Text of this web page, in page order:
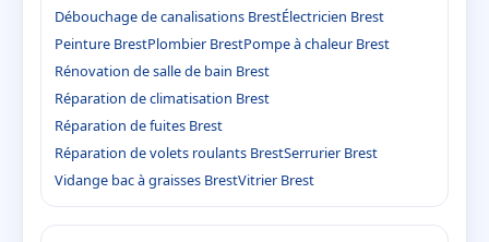
Débouchage de canalisations BrestÉlectricien Brest
Peinture BrestPlombier BrestPompe à chaleur Brest
Rénovation de salle de bain Brest
Réparation de climatisation Brest
Réparation de fuites Brest
Réparation de volets roulants BrestSerrurier Brest
Vidange bac à graisses BrestVitrier Brest